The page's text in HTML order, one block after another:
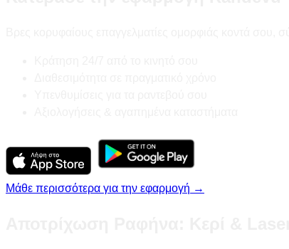
Μάθε περισσότερα για την εφαρμογή →